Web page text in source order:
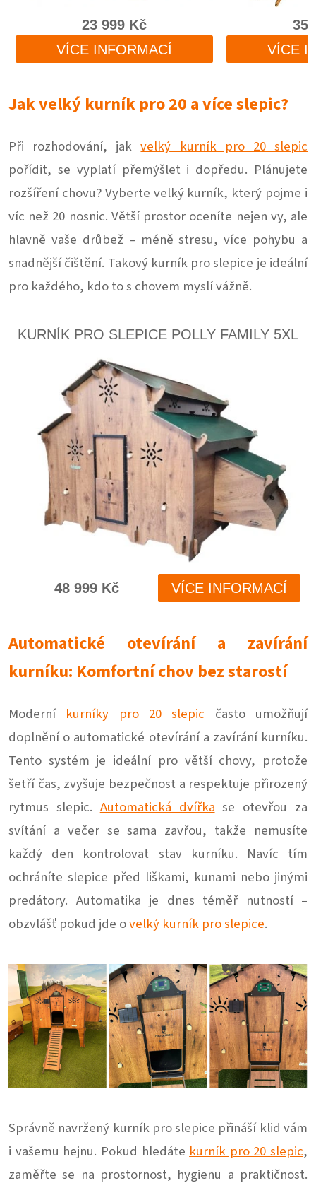
Jak velký kurník pro 20 a více slepic?
Při rozhodování, jakvelký kurník pro 20 slepic
pořídit, se vyplatí přemýšlet i dopředu. Plánujete
rozšíření chovu? Vyberte velký kurník, který pojme i
víc než 20 nosnic. Větší prostor oceníte nejen vy, ale
hlavně vaše drůbež – méně stresu, více pohybu a
snadnější čištění. Takový kurník pro slepice je ideální
pro každého, kdo to s chovem myslí vážně.
Automatické otevírání a zavírání
kurníku: Komfortní chov bez starostí
Moderní kurníky pro 20 slepic často umožňují
doplnění o automatické otevírání a zavírání kurníku.
Tento systém je ideální pro větší chovy, protože
šetří čas, zvyšuje bezpečnost a respektuje přirozený
rytmus slepic. Automatická dvířka se otevřou za
svítání a večer se sama zavřou, takže nemusíte
každý den kontrolovat stav kurníku. Navíc tím
ochráníte slepice před liškami, kunami nebo jinými
predátory. Automatika je dnes téměř nutností –
obzvlášť pokud jde ovelký kurník pro slepice.
Správně navržený kurník pro slepice přináší klid vám
i vašemu hejnu. Pokud hledáte kurník pro 20 slepic,
zaměřte se na prostornost, hygienu a praktičnost.